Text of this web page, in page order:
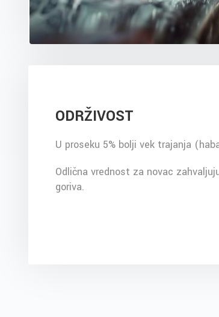
ODRŽIVOST
U proseku 5% bolji vek trajanja
Odlična vrednost za novac
goriva.